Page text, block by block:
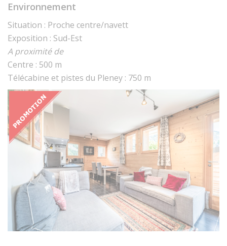
Environnement
Situation : Proche centre/navett
Exposition : Sud-Est
A proximité de
Centre : 500 m
Télécabine et pistes du Pleney : 750 m